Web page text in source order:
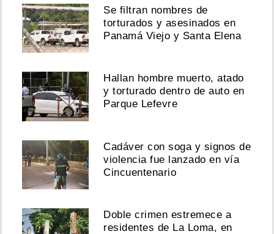
05,
2026
Canción
de
Ingrid
De
Ycaza,
para
nominación
en
los
Latin
Agosto
Se filtran nombres de
torturados y asesinados en
Panamá Viejo y Santa Elena
Hallan hombre muerto, atado
y torturado dentro de auto en
Parque Lefevre
Cadáver con soga y signos de
violencia fue lanzado en vía
Cincuentenario
Doble crimen estremece a
residentes de La Loma, en